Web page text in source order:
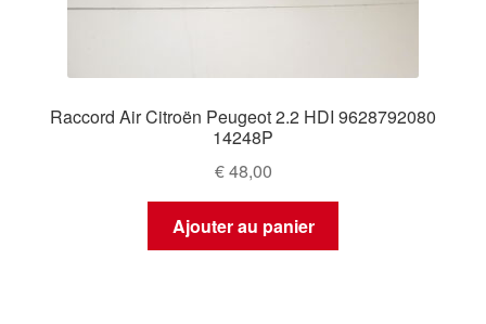
Raccord Air Citroën Peugeot 2.2 HDI 9628792080
14248P
€48,00
Ajouter au panier